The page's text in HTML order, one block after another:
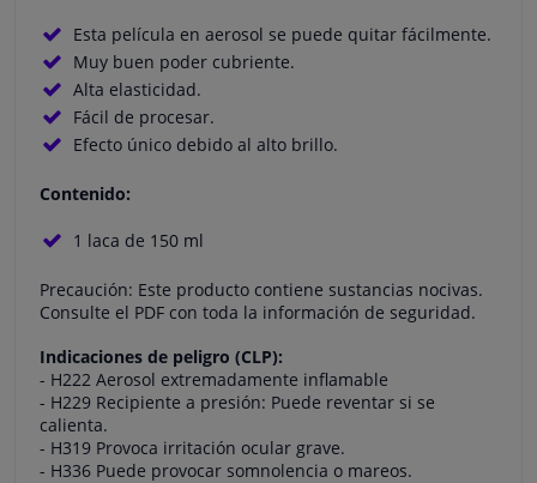
Esta película en aerosol se puede quitar fácilmente.
Muy buen poder cubriente.
Alta elasticidad.
Fácil de procesar.
Efecto único debido al alto brillo.
Contenido:
1 laca de 150 ml
Precaución: Este producto contiene sustancias nocivas.
Consulte el PDF con toda la información de seguridad.
Indicaciones de peligro (CLP):
- H222 Aerosol extremadamente inflamable
- H229 Recipiente a presión: Puede reventar si se
calienta.
- H319 Provoca irritación ocular grave.
- H336 Puede provocar somnolencia o mareos.